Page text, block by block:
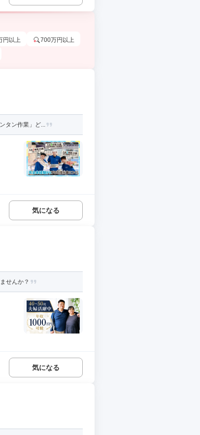
円以上 700万円以上
タン作業」ど...
気になる
せんか？
気になる